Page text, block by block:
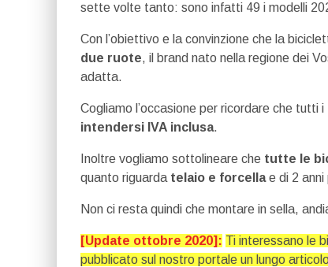
sette volte tanto: sono infatti 49 i modelli
Con l’obiettivo e la convinzione che la
due ruote, il brand nato nella regione dei
adatta.
Cogliamo l’occasione per ricordare che tutti i
intendersi IVA inclusa.
Inoltre vogliamo sottolineare che tutte le
quanto riguarda telaio e forcellae di 2 anni
Non ci resta quindi che montare in sella,
[Update ottobre 2020]: Ti interessano le
pubblicato sul nostro portale un lungo